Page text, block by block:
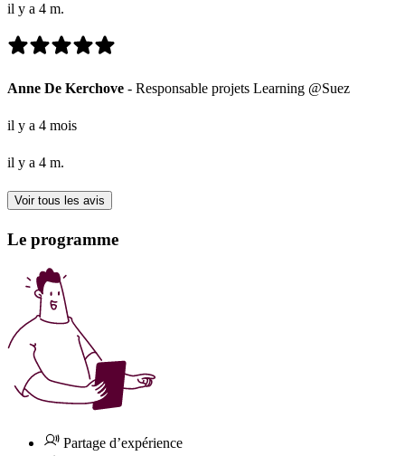
il y a 4 m.
Anne De Kerchove - Responsable projets Learning @Suez
il y a 4 mois
il y a 4 m.
Voir tous les avis
Le programme
Partage d’expérience